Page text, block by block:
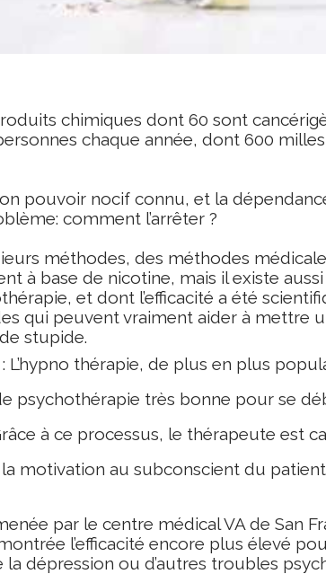
chimiques dont 60 sont
chaque année, dont 600
pouvoir nocif connu, et la
comment l’arrêter ?
méthodes, des méthodes
à base de nicotine, mais il existe
et dont l’efficacité a été
qui peuvent vraiment aider à mettre
stupide.
: L’hypno thérapie, de plus en plus
psychothérapie très bonne pour se
à ce processus, le thérapeute est
la motivation au subconscient du
par le centre médical VA de San
l’efficacité encore plus élevé
dépression ou d’autres troubles